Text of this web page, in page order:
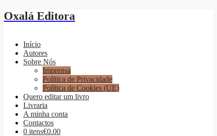
Oxalá Editora
Início
Autores
Sobre Nós
Imprensa
Política de Privacidade
Política de Cookies (UE)
Quero editar um livro
Livraria
A minha conta
Contactos
0 itens€0.00